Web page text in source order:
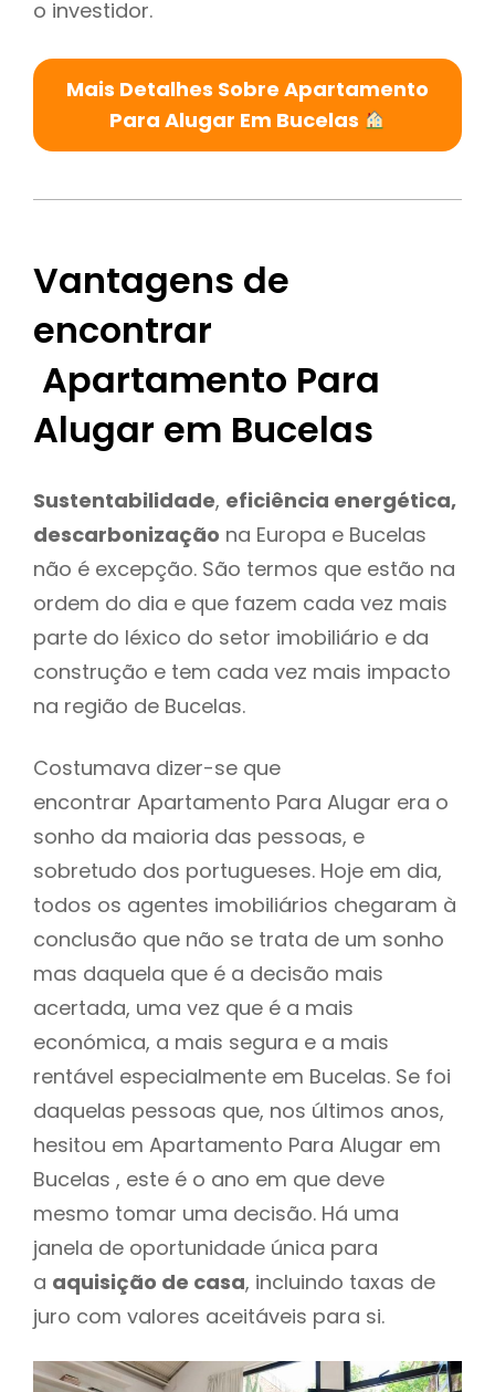
o investidor.
Mais Detalhes Sobre Apartamento
Para Alugar Em Bucelas
Vantagens de
encontrar
Apartamento Para
Alugar em Bucelas
Sustentabilidade, eficiência energética,
descarbonização na Europa e Bucelas
não é excepção. São termos que estão na
ordem do dia e que fazem cada vez mais
parte do léxico do setor imobiliário e da
construção e tem cada vez mais impacto
na região de Bucelas.
Costumava dizer-se que
encontrar Apartamento Para Alugar era o
sonho da maioria das pessoas, e
sobretudo dos portugueses. Hoje em dia,
todos os agentes imobiliários chegaram à
conclusão que não se trata de um sonho
mas daquela que é a decisão mais
acertada, uma vez que é a mais
económica, a mais segura e a mais
rentável especialmente em Bucelas. Se foi
daquelas pessoas que, nos últimos anos,
hesitou em Apartamento Para Alugar em
Bucelas , este é o ano em que deve
mesmo tomar uma decisão. Há uma
janela de oportunidade única para
a aquisição de casa, incluindo taxas de
juro com valores aceitáveis para si.